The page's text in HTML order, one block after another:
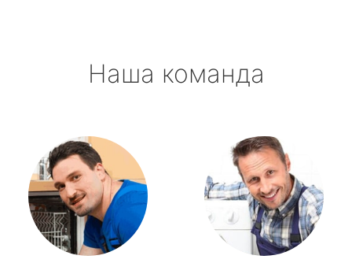
Наша команда